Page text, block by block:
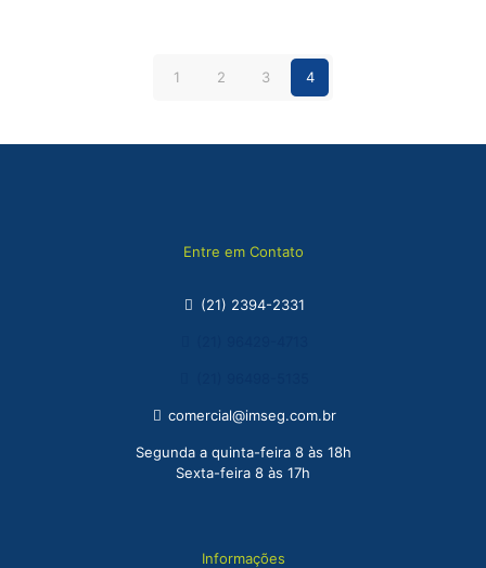
1 2 3 4
Entre em Contato
(21) 2394-2331
comercial@imseg.com.br
Segunda a quinta-feira 8 às 18h
Sexta-feira 8 às 17h
Informações